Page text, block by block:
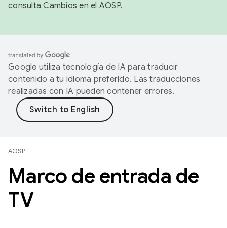
consultaCambios en el AOSP.
Google utiliza tecnología de IA para traducir
contenido a tu idioma preferido. Las traducciones
realizadas con IA pueden contener errores.
AOSP
Marco de entrada de
TV